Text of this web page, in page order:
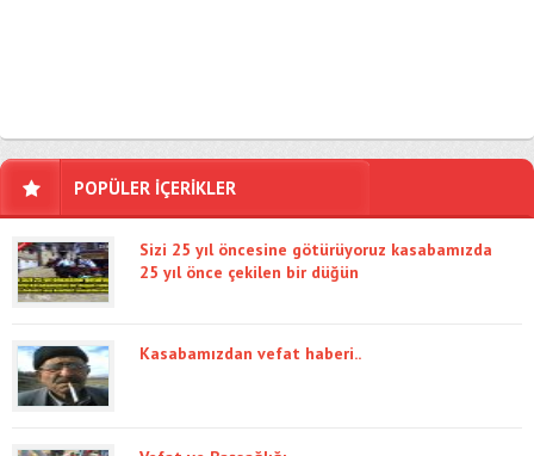
POPÜLER İÇERİKLER
Sizi 25 yıl öncesine götürüyoruz kasabamızda
25 yıl önce çekilen bir düğün
Kasabamızdan vefat haberi..